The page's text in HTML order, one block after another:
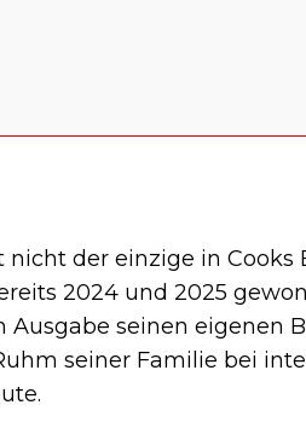
der einzige in Cooks
2024 und 2025
Ausgabe seinen eigenen
seiner Familie bei